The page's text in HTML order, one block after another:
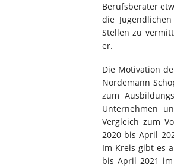
Berufsberater
die
Stellen zu
er.
Die Motivation
Nordemann
zum
Unternehmen
Vergleich zum
2020 bis April
Im Kreis gibt es
bis April 2021